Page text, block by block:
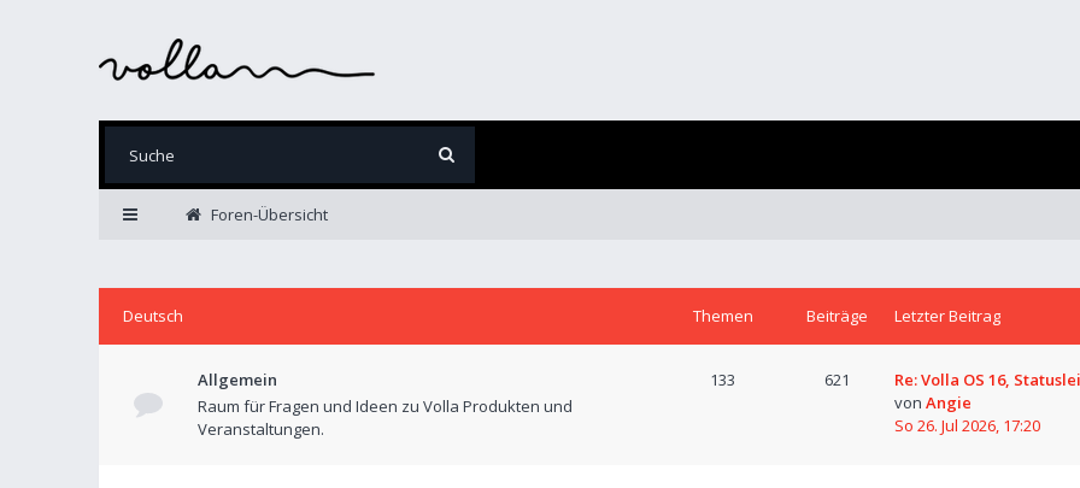
Foren-Übersicht
Deutsch Themen Beiträge Letzter Beitrag
Allgemein
Raum für Fragen und Ideen zu Volla Produkten und
Veranstaltungen.
133 621
Re: Volla OS 16,
von Angie
So 26. Jul 2026, 17:20